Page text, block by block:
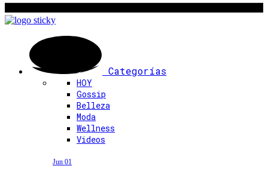
Categorías
HOY
Gossip
Belleza
Moda
Wellness
Videos
Jun 01